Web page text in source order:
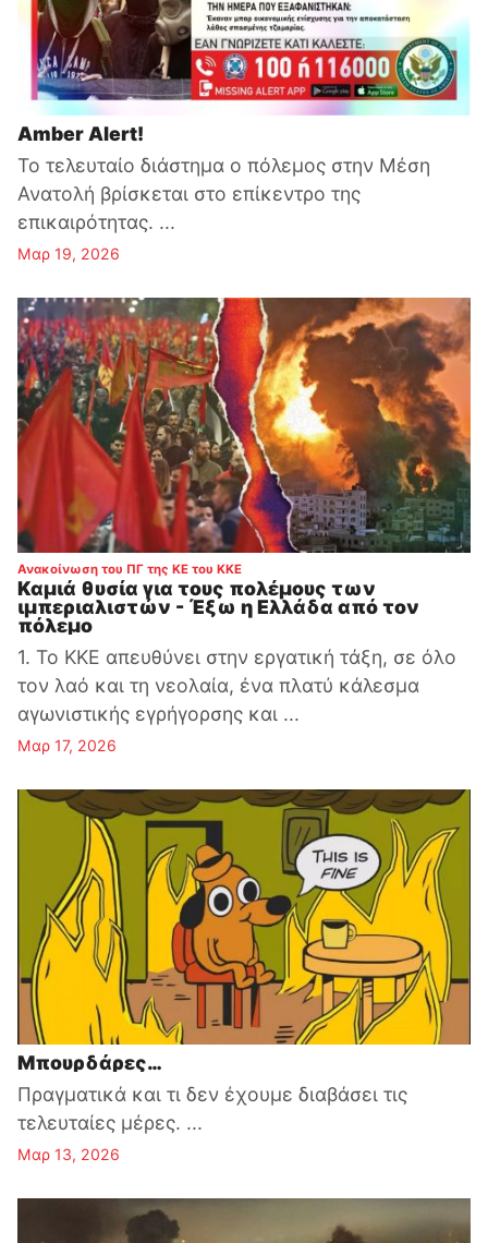
Amber Alert!
Το τελευταίο διάστημα ο πόλεμος στην Μέση
Ανατολή βρίσκεται στο επίκεντρο της
επικαιρότητας. ...
Μαρ 19, 2026
Ανακοίνωση του ΠΓ της ΚΕ του ΚΚΕ:
Καμιά θυσία για τους πολέμους των
ιμπεριαλιστών - Έξω η Ελλάδα από τον
πόλεμο
1. Το ΚΚΕ απευθύνει στην εργατική τάξη, σε όλο
τον λαό και τη νεολαία, ένα πλατύ κάλεσμα
αγωνιστικής εγρήγορσης και ...
Μαρ 17, 2026
Μπουρδάρες…
Πραγματικά και τι δεν έχουμε διαβάσει τις
τελευταίες μέρες. ...
Μαρ 13, 2026